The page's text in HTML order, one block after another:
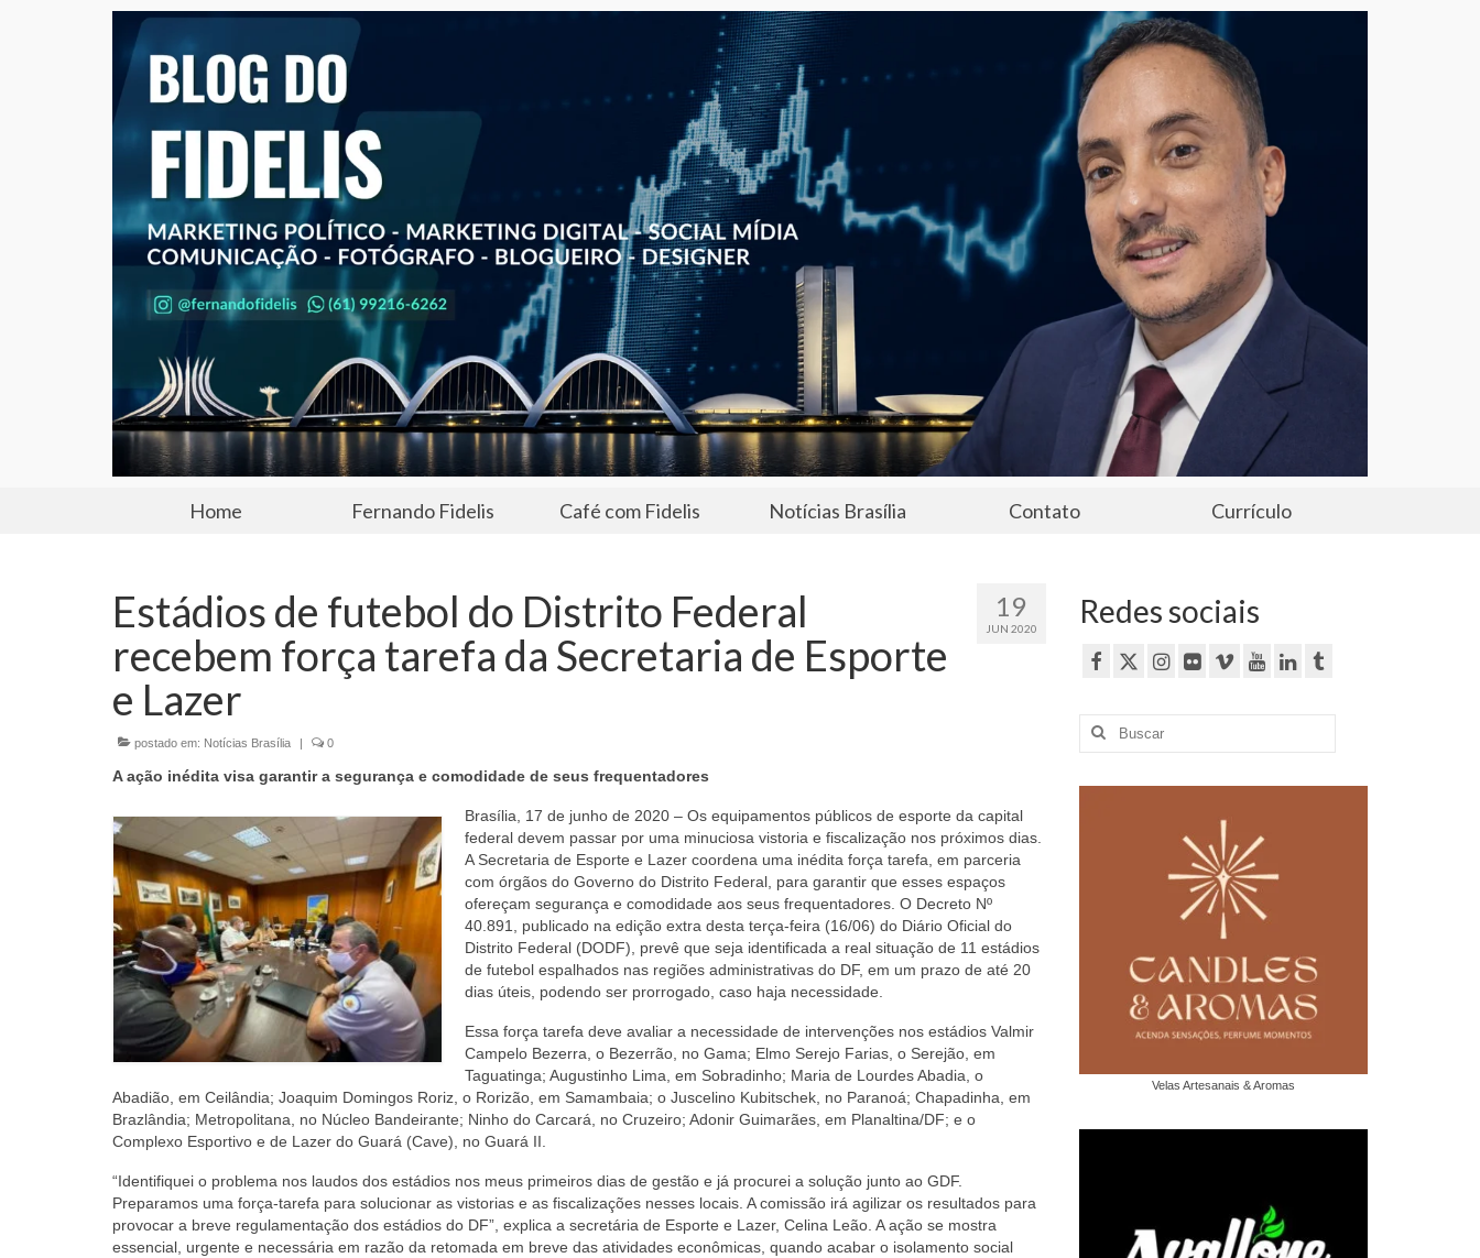
Home Fernando Fidelis Café com Fidelis Notícias Brasília Contato Currículo
19
JUN 2020
Estádios de futebol do Distrito Federal
recebem força tarefa da Secretaria de Esporte
e Lazer
postado em: Notícias Brasília | 0
A ação inédita visa garantir a segurança e comodidade de seus frequentadores
Brasília, 17 de junho de 2020 – Os equipamentos públicos de esporte da capital
federal devem passar por uma minuciosa vistoria e fiscalização nos próximos dias.
A Secretaria de Esporte e Lazer coordena uma inédita força tarefa, em parceria
com órgãos do Governo do Distrito Federal, para garantir que esses espaços
ofereçam segurança e comodidade aos seus frequentadores. O Decreto Nº
40.891, publicado na edição extra desta terça-feira (16/06) do Diário Oficial do
Distrito Federal (DODF), prevê que seja identificada a real situação de 11 estádios
de futebol espalhados nas regiões administrativas do DF, em um prazo de até 20
dias úteis, podendo ser prorrogado, caso haja necessidade.
Essa força tarefa deve avaliar a necessidade de intervenções nos estádios Valmir
Campelo Bezerra, o Bezerrão, no Gama; Elmo Serejo Farias, o Serejão, em
Taguatinga; Augustinho Lima, em Sobradinho; Maria de Lourdes Abadia, o
Abadião, em Ceilândia; Joaquim Domingos Roriz, o Rorizão, em Samambaia; o Juscelino Kubitschek, no Paranoá; Chapadinha, em
Brazlândia; Metropolitana, no Núcleo Bandeirante; Ninho do Carcará, no Cruzeiro; Adonir Guimarães, em Planaltina/DF; e o
Complexo Esportivo e de Lazer do Guará (Cave), no Guará II.
“Identifiquei o problema nos laudos dos estádios nos meus primeiros dias de gestão e já procurei a solução junto ao GDF.
Preparamos uma força-tarefa para solucionar as vistorias e as fiscalizações nesses locais. A comissão irá agilizar os resultados para
provocar a breve regulamentação dos estádios do DF”, explica a secretária de Esporte e Lazer, Celina Leão. A ação se mostra
essencial, urgente e necessária em razão da retomada em breve das atividades econômicas, quando acabar o isolamento social
Redes sociais
Buscar
Velas Artesanais & Aromas